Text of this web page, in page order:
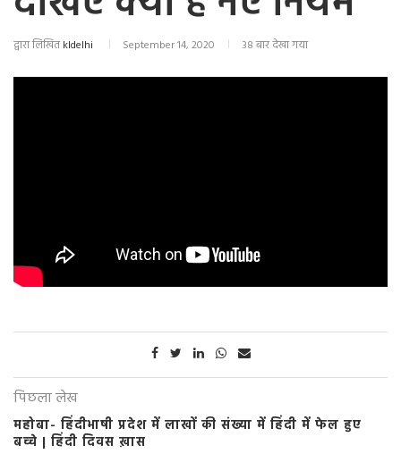
द्वारा लिखितkldelhi September 14, 2020 38 बार देखा गया
पिछला लेख
महोबा- हिंदीभाषी प्रदेश में लाखों की संख्या में हिंदी में फेल हुए
बच्चे | हिंदी दिवस ख़ास